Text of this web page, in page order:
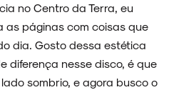
no Centro da Terra, eu
as páginas com coisas que
dia. Gosto dessa estética
diferença nesse disco, é que
sombrio, e agora busco o